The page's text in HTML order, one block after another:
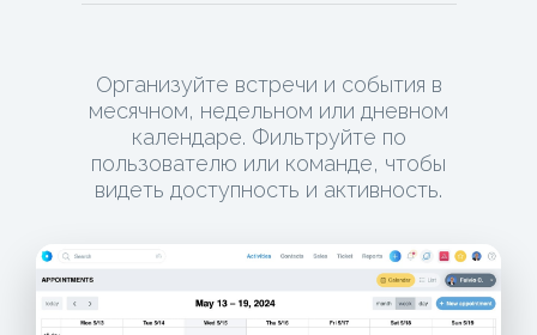
Организуйте встречи и события в
месячном, недельном или дневном
календаре. Фильтруйте по
пользователю или команде, чтобы
видеть доступность и активность.